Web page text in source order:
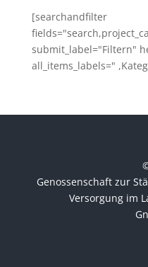
[searchandfilter
submit_label="Filtern"
all_items_labels="
Genossenschaft zur
Versorgung im